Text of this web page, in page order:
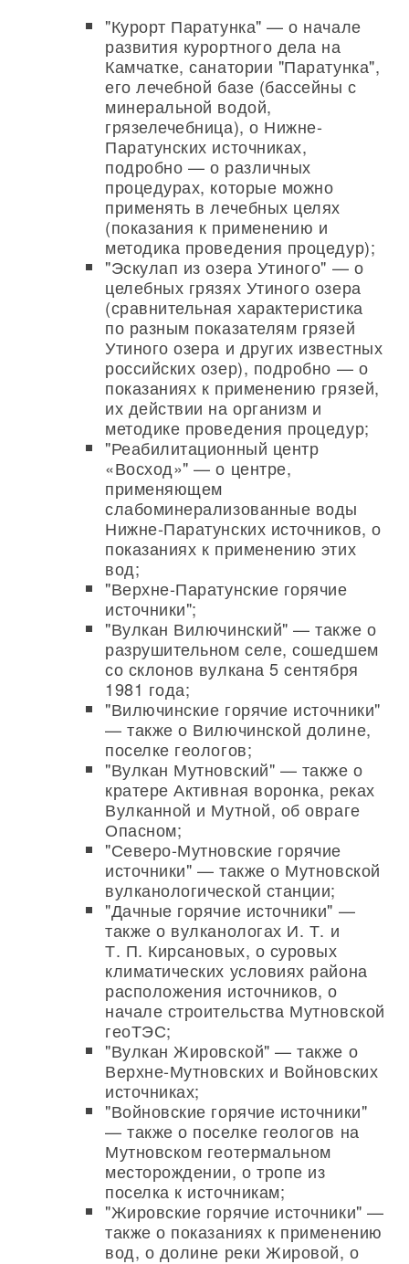
"Курорт Паратунка" — о начале
развития курортного дела на
Камчатке, санатории "Паратунка",
его лечебной базе (бассейны с
минеральной водой,
грязелечебница), о Нижне-
Паратунских источниках,
подробно — о различных
процедурах, которые можно
применять в лечебных целях
(показания к применению и
методика проведения процедур);
"Эскулап из озера Утиного" — о
целебных грязях Утиного озера
(сравнительная характеристика
по разным показателям грязей
Утиного озера и других известных
российских озер), подробно — о
показаниях к применению грязей,
их действии на организм и
методике проведения процедур;
"Реабилитационный центр
«Восход»" — о центре,
применяющем
слабоминерализованные воды
Нижне-Паратунских источников, о
показаниях к применению этих
вод;
"Верхне-Паратунские горячие
источники";
"Вулкан Вилючинский" — также о
разрушительном селе, сошедшем
со склонов вулкана 5 сентября
1981 года;
"Вилючинские горячие источники"
— также о Вилючинской долине,
поселке геологов;
"Вулкан Мутновский" — также о
кратере Активная воронка, реках
Вулканной и Мутной, об овраге
Опасном;
"Северо-Мутновские горячие
источники" — также о Мутновской
вулканологической станции;
"Дачные горячие источники" —
также о вулканологах И. Т. и
Т. П. Кирсановых, о суровых
климатических условиях района
расположения источников, о
начале строительства Мутновской
геоТЭС;
"Вулкан Жировской" — также о
Верхне-Мутновских и Войновских
источниках;
"Войновские горячие источники"
— также о поселке геологов на
Мутновском геотермальном
месторождении, о тропе из
поселка к источникам;
"Жировские горячие источники" —
также о показаниях к применению
вод, о долине реки Жировой, о